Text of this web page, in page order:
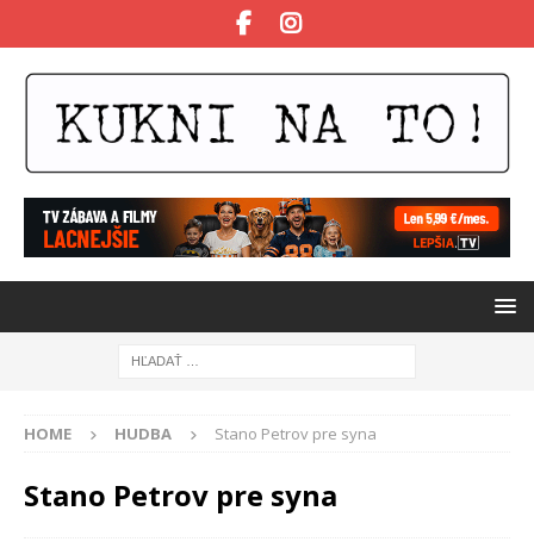
HOME HUDBA Stano Petrov pre syna
Stano Petrov pre syna